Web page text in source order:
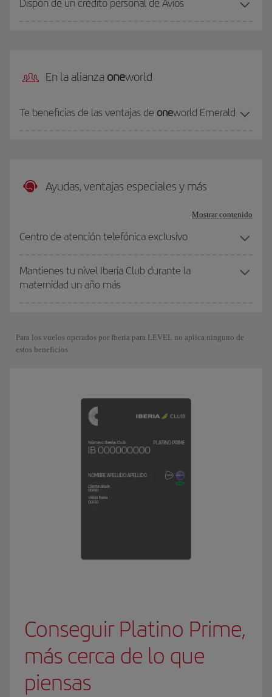
Dispón de un crédito personal de Avios
En la alianza oneworld
Te beneficias de las ventajas de oneworld Emerald
Ayudas, ventajas especiales y más
Mostrar contenido
Centro de atención telefónica exclusivo
Mantienes tu nivel Iberia Club durante la
maternidad un año más
Para los vuelos operados por Iberia para LEVEL no aplica ninguno de
estos beneficios
Conseguir Platino Prime,
más cerca de lo que
piensas